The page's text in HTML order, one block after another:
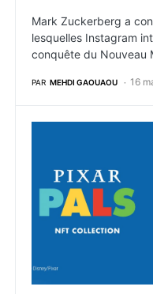
Mark Zuckerberg a
lesquelles Instagram
conquête du Nouveau
PAR MEHDI GAOUAOU 16
NFT : Pixar lance